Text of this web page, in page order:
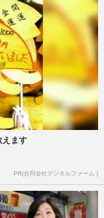
えます
PR(合同会社デジタルファーム )